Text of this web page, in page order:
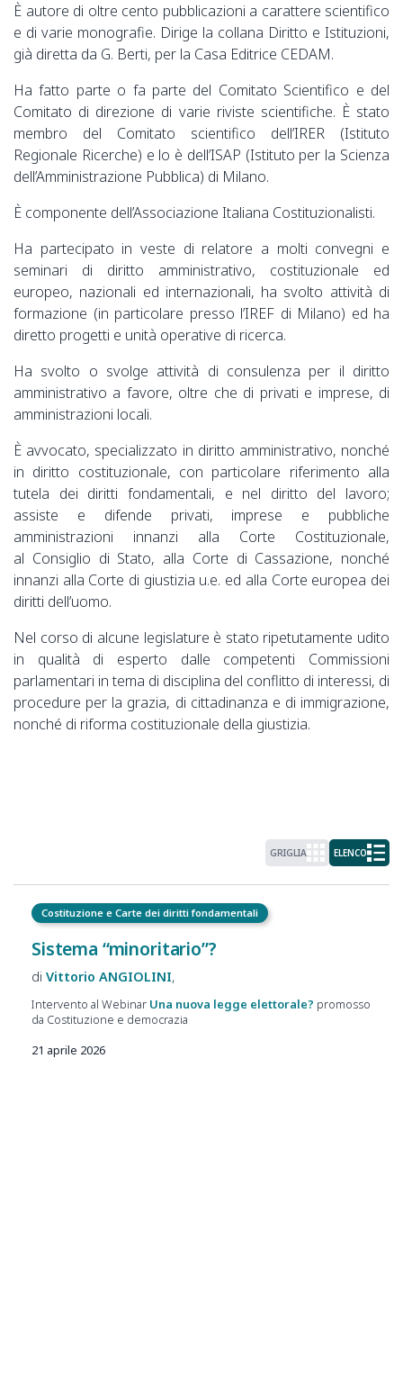
È autore di oltre cento pubblicazioni a carattere scientifico
e di varie monografie. Dirige la collana Diritto e Istituzioni,
già diretta da G. Berti, per la Casa Editrice CEDAM.
Ha fatto parte o fa parte del Comitato Scientifico e del
Comitato di direzione di varie riviste scientifiche. È stato
membro del Comitato scientifico dell’IRER (Istituto
Regionale Ricerche) e lo è dell’ISAP (Istituto per la Scienza
dell’Amministrazione Pubblica) di Milano.
È componente dell’Associazione Italiana Costituzionalisti.
Ha partecipato in veste di relatore a molti convegni e
seminari di diritto amministrativo, costituzionale ed
europeo, nazionali ed internazionali, ha svolto attività di
formazione (in particolare presso l’IREF di Milano) ed ha
diretto progetti e unità operative di ricerca.
Ha svolto o svolge attività di consulenza per il diritto
amministrativo a favore, oltre che di privati e imprese, di
amministrazioni locali.
È avvocato, specializzato in diritto amministrativo, nonché
in diritto costituzionale, con particolare riferimento alla
tutela dei diritti fondamentali, e nel diritto del lavoro;
assiste e difende privati, imprese e pubbliche
amministrazioni innanzi alla Corte Costituzionale,
al Consiglio di Stato, alla Corte di Cassazione, nonché
innanzi alla Corte di giustizia u.e. ed alla Corte europea dei
diritti dell’uomo.
Nel corso di alcune legislature è stato ripetutamente udito
in qualità di esperto dalle competenti Commissioni
parlamentari in tema di disciplina del conflitto di interessi, di
procedure per la grazia, di cittadinanza e di immigrazione,
nonché di riforma costituzionale della giustizia.
GRIGLIA ELENCO
Costituzione e Carte dei diritti fondamentali
Sistema “minoritario”?
Vittorio ANGIOLINI
Intervento al Webinar Una nuova legge elettorale? promosso
da Costituzione e democrazia
21 aprile 2026